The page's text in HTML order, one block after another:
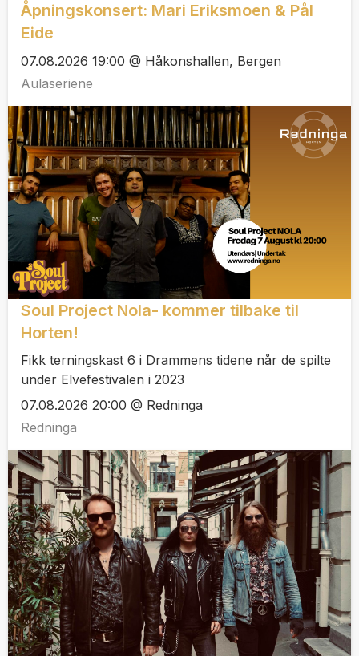
Åpningskonsert: Mari Eriksmoen & Pål
Eide
07.08.2026 19:00 @ Håkonshallen, Bergen
Aulaseriene
Soul Project Nola- kommer tilbake til
Horten!
Fikk terningskast 6 i Drammens tidene når de spilte
under Elvefestivalen i 2023
07.08.2026 20:00 @ Redninga
Redninga